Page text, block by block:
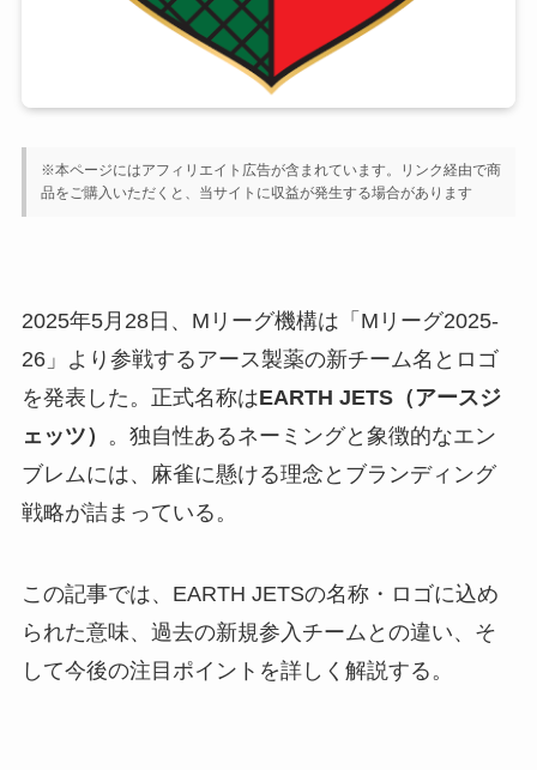
※本ページにはアフィリエイト広告が含まれています。リンク経由で商
品をご購入いただくと、当サイトに収益が発生する場合があります
2025年5月28日、Mリーグ機構は「Mリーグ2025-
26」より参戦するアース製薬の新チーム名とロゴ
を発表した。正式名称はEARTH JETS（アースジ
ェッツ） 。独自性あるネーミングと象徴的なエン
ブレムには、麻雀に懸ける理念とブランディング
戦略が詰まっている。
この記事では、EARTH JETSの名称・ロゴに込め
られた意味、過去の新規参入チームとの違い、そ
して今後の注目ポイントを詳しく解説する。